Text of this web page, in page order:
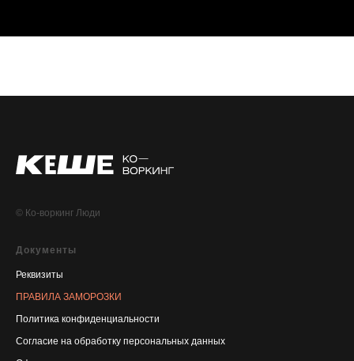
© Ко-воркинг Люди
Документы
Реквизиты
ПРАВИЛА ЗАМОРОЗКИ
Политика конфиденциальности
Согласие на обработку персональных данных